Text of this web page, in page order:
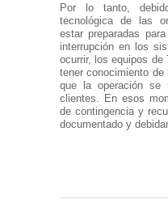
Por lo tanto,
tecnológica de las
estar preparadas
interrupción en los
ocurrir, los equipos
tener conocimiento
que la operación se
clientes. En esos
de contingencia y
documentado y